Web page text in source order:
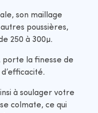
son maillage
poussières,
250 à 300µ.
porte la finesse de
à soulager votre
colmate, ce qui